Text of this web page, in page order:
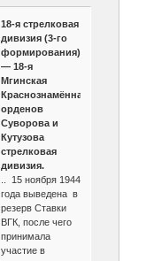
18-я стрелковая
дивизия (3-го
формирования)
— 18-я
Мгинская
Краснознамённая
орденов
Суворова и
Кутузова
стрелковая
дивизия.
.. 15 ноября 1944
года выведена в
резерв Ставки
ВГК, после чего
принимала
участие в